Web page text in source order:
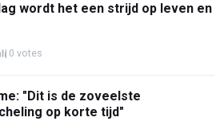
wordt het een strijd op leven en
0 votes
"Dit is de zoveelste
op korte tijd"